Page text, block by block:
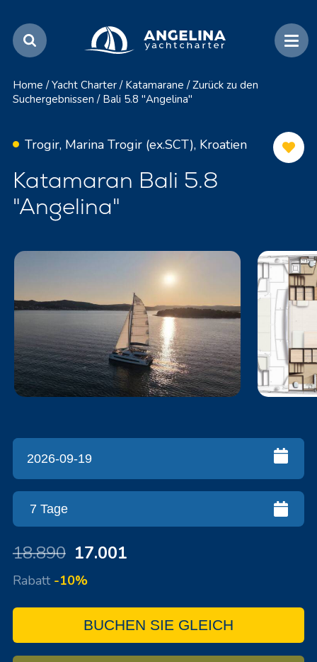
Home / Yacht Charter / Katamarane / Zurück zu den
Suchergebnissen / Bali 5.8 "Angelina"
Trogir, Marina Trogir (ex.SCT), Kroatien
Katamaran Bali 5.8
"Angelina"
18.890 17.001
Rabatt -10%
BUCHEN SIE GLEICH